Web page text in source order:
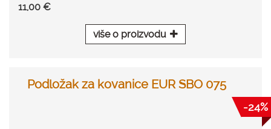
11,00 €
više o proizvodu
Podložak za kovanice EUR SBO 075
-24%